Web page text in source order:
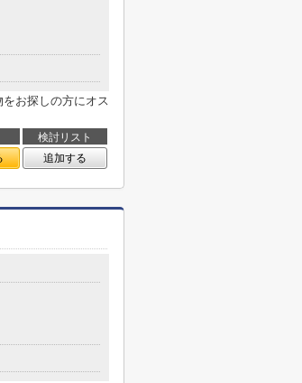
お探しの方にオス
検討リスト
追加する